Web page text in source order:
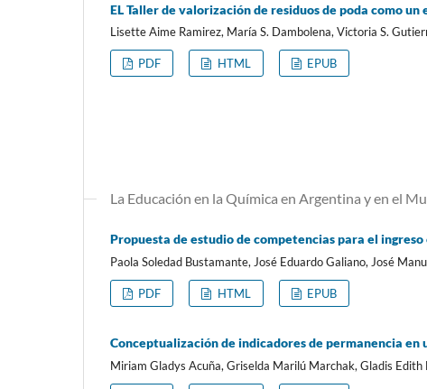
EL Taller de valorización de residuos de poda como
Lisette Aime Ramirez, María S. Dambolena, Victoria S.
PDF HTML EPUB
La Educación en la Química en Argentina y en el
Propuesta de estudio de competencias para el
Paola Soledad Bustamante, José Eduardo Galiano, José
PDF HTML EPUB
Conceptualización de indicadores de permanencia
Miriam Gladys Acuña, Griselda Marilú Marchak, Gladis